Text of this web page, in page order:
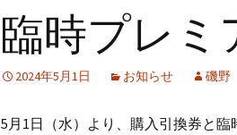
臨時プレミ
2024年5月1日 お知らせ 磯野
5月1日（水）より、購入引換券と臨